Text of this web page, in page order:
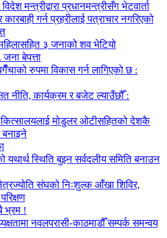
मन्त्रीद्वारा प्रधानमन्त्रीसँग भेटवार्ता
गर्न प्रहरीलाई पत्राचार नगरिएको
महिलासहित ३ जनाको शव भेटियो
जना बेपत्ता
रुपमा विकास गर्न लागिएको छ :
नीति, कार्यक्रम र बजेट ल्याउँछौँ :
मोडुलर ओटीसहितको देशकै
यथार्थ स्थिति बुझ्न सर्वदलीय समिति बनाउन
संघको निःशुल्क आँखा शिविर,
भ्रम !
नवलपरासी-काठमाडौँ सम्पर्क समन्वय